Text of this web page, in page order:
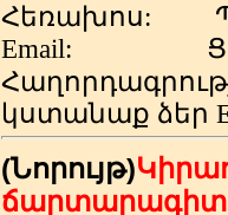
Հեռախոս:
Email:
կստանաք ձեր
(Նորույթ)